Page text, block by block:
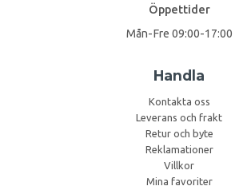
Öppettider
Mån-Fre 09:00-17:00
Handla
Kontakta oss
Leverans och frakt
Retur och byte
Reklamationer
Villkor
Mina favoriter